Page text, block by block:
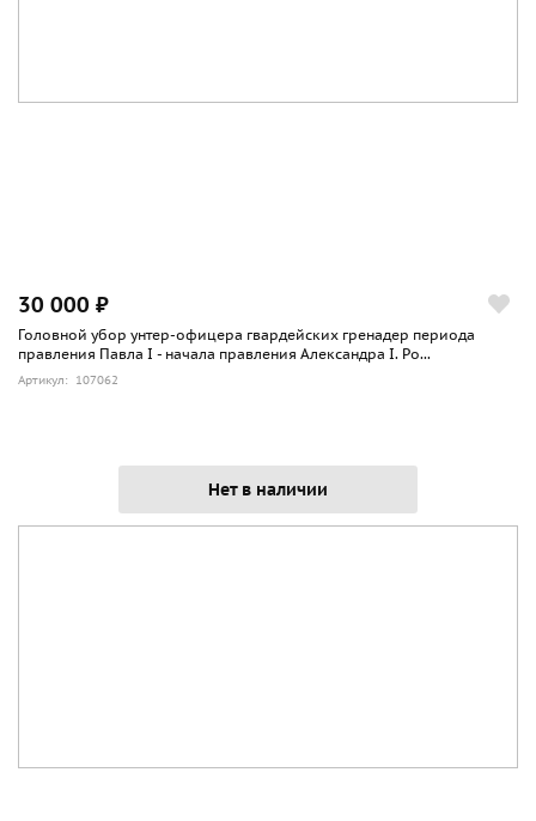
30 000 ₽
Головной убор унтер-офицера гвардейских гренадер периода
правления Павла I - начала правления Александра I. Ро...
Артикул: 107062
Нет в наличии